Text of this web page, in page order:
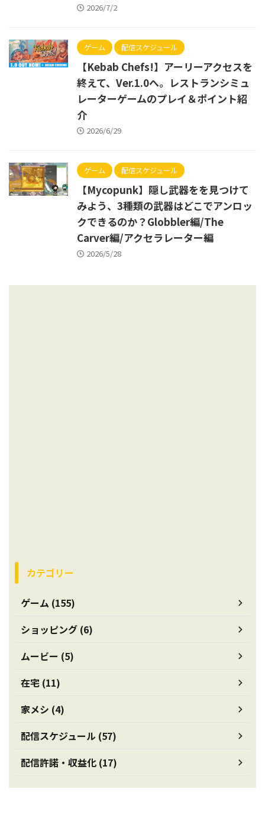
2026/7/2
ゲーム 配信スケジュール
【Kebab Chefs!】アーリーアクセスを
終えて、Ver.1.0へ。レストランシミュ
レーターゲームのプレイ＆ポイント紹
介
2026/6/29
ゲーム 配信スケジュール
【Mycopunk】隠し武器をを見つけて
みよう、3種類の武器はどこでアンロッ
クできるのか？Globbler編/The
Carver編/アクセラレーター編
2026/5/28
カテゴリー
ゲーム (155)
ショッピング (6)
ムービー (5)
在宅 (11)
家メシ (4)
配信スケジュール (57)
配信許諾・収益化 (17)